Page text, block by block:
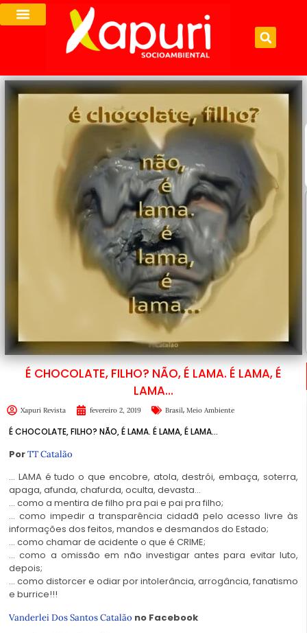
É CHOCOLATE, FILHO? NÃO, É LAMA. É LAMA, É
LAMA…
Xapuri Revista fevereiro 2, 2019 Brasil, Meio Ambiente
É CHOCOLATE, FILHO? NÃO, É LAMA. É LAMA, É LAMA…
PorTT Catalão
… LAMA é tudo o que encobre, atola, destrói, embaça, soterra,
apaga, afunda, chafurda, oculta, devasta…
… como a mentira de filho pra pai e pai pra filho;
… como impedir a transparência cidadã pelo acesso livre às
informações dos feitos, mandos e desmandos do Estado;
… como chamar de acidente o que é CRIME;
… como a omissão em não investigar antes para evitar luto,
depois;
… como distorcer e odiar por intolerância, arrogância, fanatismo
e burrice!!!
Vanderlei Dos Santos Catalão no Facebook